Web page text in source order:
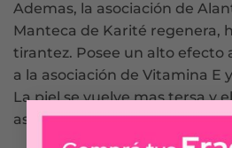
Ademas, la asociación de
Manteca de Karité regenera,
tirantez. Posee un alto efecto
a la asociación de Vitamina E
La piel se vuelve mas tersa y
así un aspecto saludable.